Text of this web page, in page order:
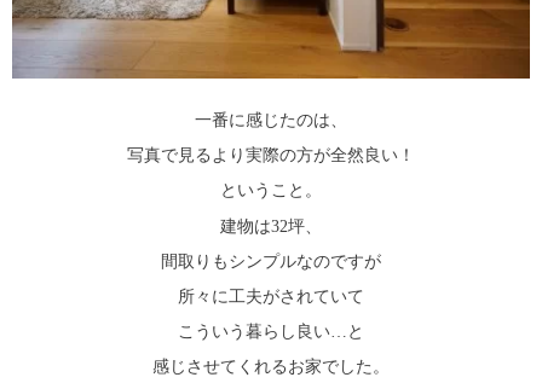
一番に感じたのは、
写真で見るより実際の方が全然良い！
ということ。
建物は32坪、
間取りもシンプルなのですが
所々に工夫がされていて
こういう暮らし良い…と
感じさせてくれるお家でした。